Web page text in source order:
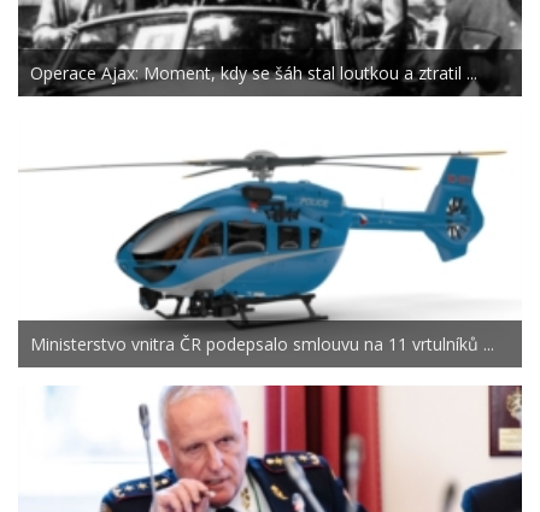
Operace Ajax: Moment, kdy se šáh stal loutkou a ztratil ...
Ministerstvo vnitra ČR podepsalo smlouvu na 11 vrtulníků ...